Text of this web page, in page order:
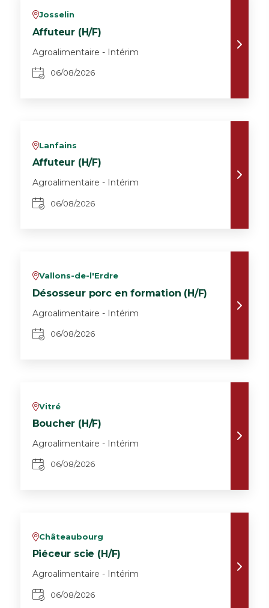
vJosselin
Affuteur (H/F)
Agroalimentaire - Intérim
06/08/2026
vLanfains
Affuteur (H/F)
Agroalimentaire - Intérim
06/08/2026
vVallons-de-l'Erdre
Désosseur porc en formation (H/F)
Agroalimentaire - Intérim
06/08/2026
vVitré
Boucher (H/F)
Agroalimentaire - Intérim
06/08/2026
vChâteaubourg
Piéceur scie (H/F)
Agroalimentaire - Intérim
06/08/2026